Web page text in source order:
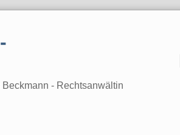
- Rechtsanwältin